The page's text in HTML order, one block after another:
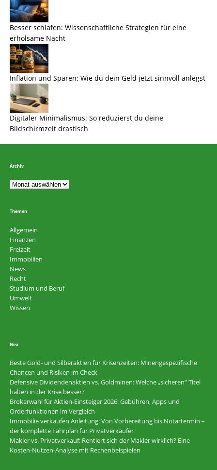
Besser schlafen: Wissenschaftliche Strategien für eine
erholsame Nacht
Inflation und Sparen: Wie du dein Geld jetzt sinnvoll anlegst
Digitaler Minimalismus: So reduzierst du deine
Bildschirmzeit drastisch
Archiv
Themen
Allgemein
Finanzen
Freizeit
Immobilien
News
Recht
Studium und Beruf
Umwelt
Wissen
Neu
Beste Gold- und Silberaktien für Krisenzeiten: Minengespezifische
Chancen und Risiken im Check
Defensive Dividendenaktien vs. Goldminen: Welche „sicheren“ Titel
halten in der Krise besser?
Brokerwahl für Aktien-Einsteiger 2026: Gebühren, Apps und
Orderfunktionen im Vergleich
Immobilie verkaufen Anleitung: Von Vorbereitung bis Notartermin –
der komplette Fahrplan für Privatverkäufer
Makler vs. Privatverkauf: Rentiert sich der Makler wirklich? Eine
Kosten-Nutzen-Analyse mit Rechenbeispielen